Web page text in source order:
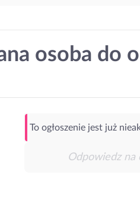
osoba do
To ogłoszenie jest już
Odpowiedz na